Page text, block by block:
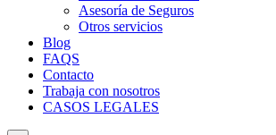
Asesoría de Seguros
Otros servicios
Blog
FAQS
Contacto
Trabaja con nosotros
CASOS LEGALES